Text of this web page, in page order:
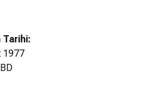
Tarihi:
1977